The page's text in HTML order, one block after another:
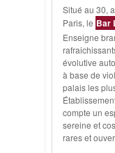
Situé au 30,
Paris, le Bar
Enseigne
évolutive
à base de
palais les
compte un
sereine et
rares et